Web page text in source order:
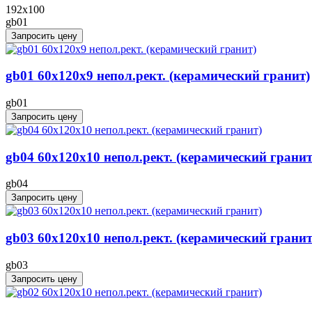
192x100
gb01
Запросить цену
gb01 60x120x9 непол.рект. (керамический гранит)
gb01
Запросить цену
gb04 60x120x10 непол.рект. (керамический
gb04
Запросить цену
gb03 60x120x10 непол.рект. (керамический
gb03
Запросить цену